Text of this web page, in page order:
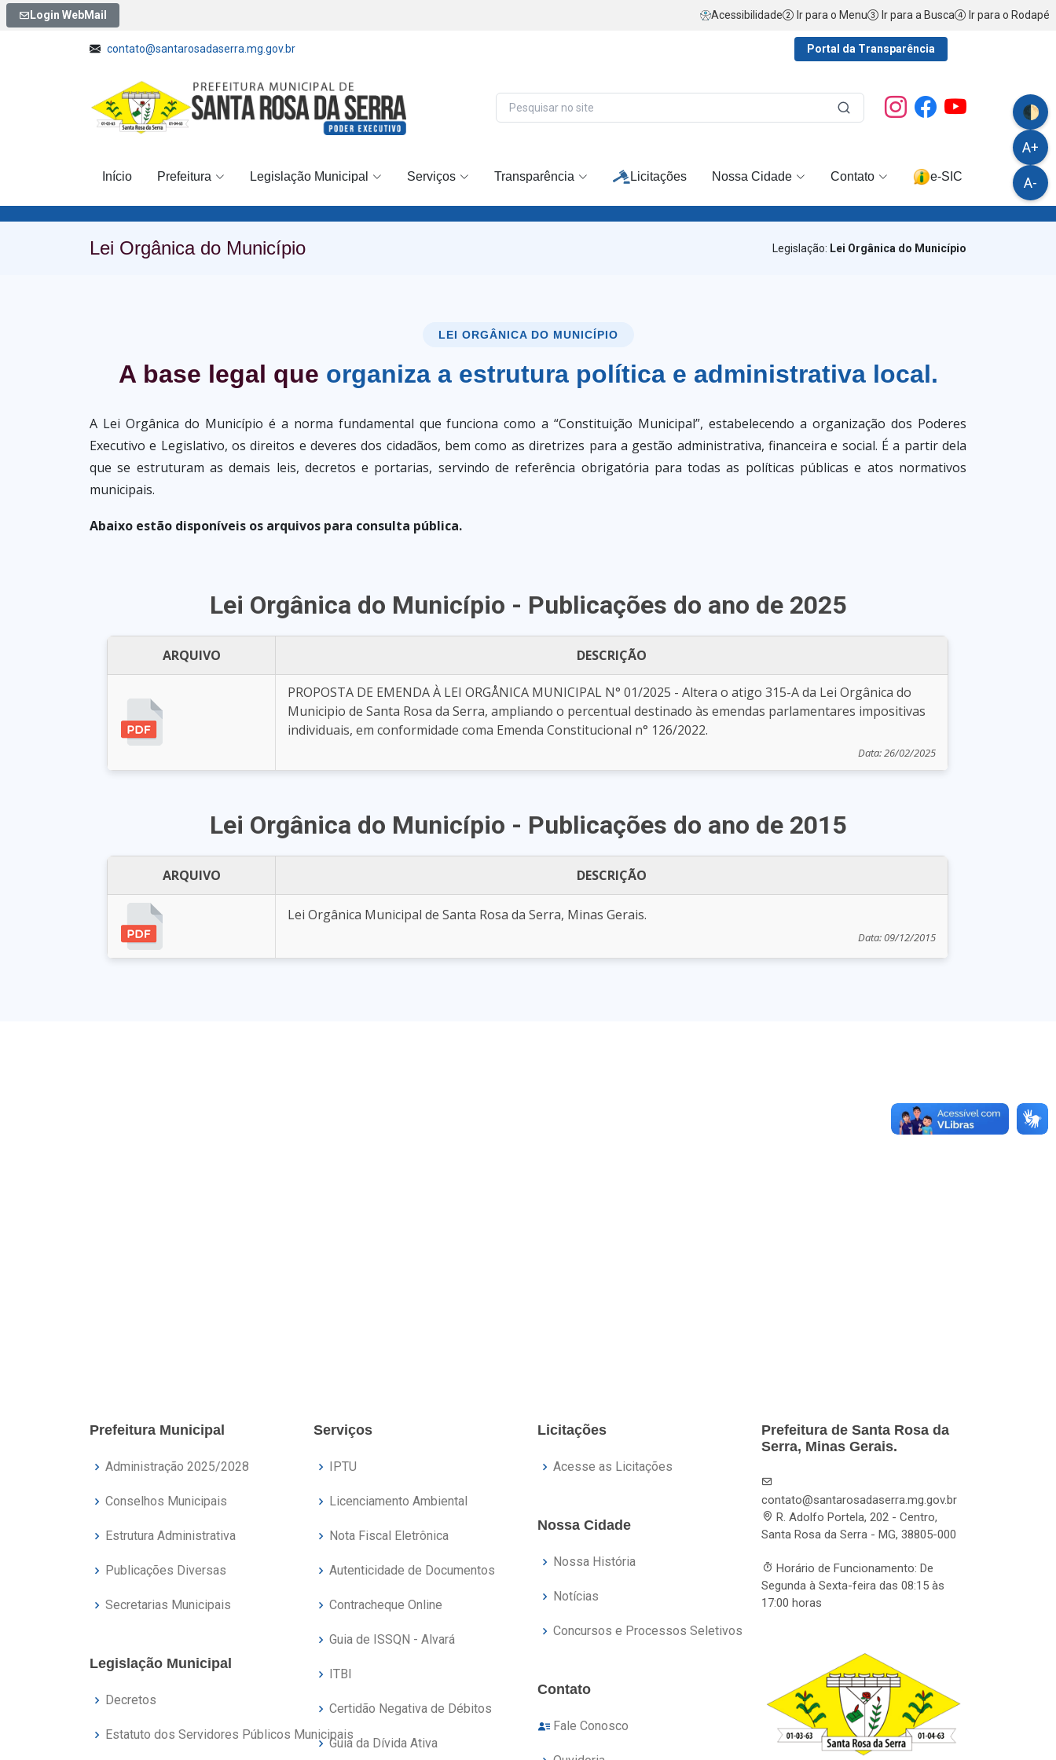
Login WebMail Acessibilidade Ir para o Menu Ir para a Busca Ir para o Rodapé
🌓
A+
A-
contato@santarosadaserra.mg.gov.br Portal da Transparência
Início Prefeitura Legislação Municipal Serviços Transparência Licitações Nossa Cidade Contato e-SIC
Lei Orgânica do Município Legislação: Lei Orgânica do Município
LEI ORGÂNICA DO MUNICÍPIO
A base legal que organiza a estrutura política e administrativa local.
A Lei Orgânica do Município é a norma fundamental que funciona como a “Constituição Municipal”, estabelecendo a organização dos Poderes
Executivo e Legislativo, os direitos e deveres dos cidadãos, bem como as diretrizes para a gestão administrativa, financeira e social. É a partir dela
que se estruturam as demais leis, decretos e portarias, servindo de referência obrigatória para todas as políticas públicas e atos normativos
municipais.
Abaixo estão disponíveis os arquivos para consulta pública.
Lei Orgânica do Município - Publicações do ano de 2025
ARQUIVO DESCRIÇÃO
PROPOSTA DE EMENDA À LEI ORGÅNICA MUNICIPAL N° 01/2025 - Altera o atigo 315-A da Lei Orgânica do
Municipio de Santa Rosa da Serra, ampliando o percentual destinado às emendas parlamentares impositivas
individuais, em conformidade coma Emenda Constitucional n° 126/2022.
Data: 26/02/2025
Lei Orgânica do Município - Publicações do ano de 2015
ARQUIVO DESCRIÇÃO
Lei Orgânica Municipal de Santa Rosa da Serra, Minas Gerais.
Data: 09/12/2015
Prefeitura Municipal
Administração 2025/2028
Conselhos Municipais
Estrutura Administrativa
Publicações Diversas
Secretarias Municipais
Legislação Municipal
Decretos
Estatuto dos Servidores Públicos Municipais
Serviços
IPTU
Licenciamento Ambiental
Nota Fiscal Eletrônica
Autenticidade de Documentos
Contracheque Online
Guia de ISSQN - Alvará
ITBI
Certidão Negativa de Débitos
Guia da Dívida Ativa
Licitações
Acesse as Licitações
Nossa Cidade
Nossa História
Notícias
Concursos e Processos Seletivos
Contato
Fale Conosco
Prefeitura de Santa Rosa da
Serra, Minas Gerais.
contato@santarosadaserra.mg.gov.br
R. Adolfo Portela, 202 - Centro,
Santa Rosa da Serra - MG, 38805-000
Horário de Funcionamento: De
Segunda à Sexta-feira das 08:15 às
17:00 horas